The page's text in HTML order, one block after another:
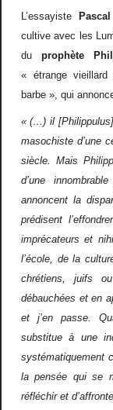
L’essayiste
cultive avec les
duprophète
« étrange
barbe », qui
«(… ) il
masochiste d’une
siècle. Mais
d’une
annoncent la
prédisent l’
imprécateurs et
l’école, de la
chrétiens, juifs
débauchées et en
et j’en passe.
substitueà une
systématiquement
la pensée qui se
réfléchir et d’